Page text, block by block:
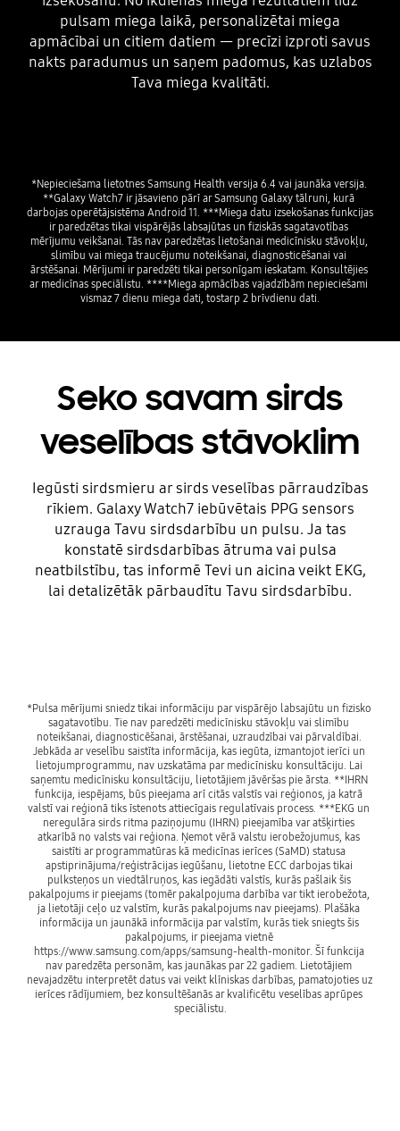
pulsam miega laikā, personalizētai miega
apmācībai un citiem datiem — precīzi izproti savus
nakts paradumus un saņem padomus, kas uzlabos
Tava miega kvalitāti.
*Nepieciešama lietotnes Samsung Health versija 6.4 vai jaunāka versija.
**Galaxy Watch7 ir jāsavieno pārī ar Samsung Galaxy tālruni, kurā
darbojas operētājsistēma Android 11. ***Miega datu izsekošanas funkcijas
ir paredzētas tikai vispārējās labsajūtas un fiziskās sagatavotības
mērījumu veikšanai. Tās nav paredzētas lietošanai medicīnisku stāvokļu,
slimību vai miega traucējumu noteikšanai, diagnosticēšanai vai
ārstēšanai. Mērījumi ir paredzēti tikai personīgam ieskatam. Konsultējies
ar medicīnas speciālistu. ****Miega apmācības vajadzībām nepieciešami
Seko savam sirds
veselības stāvoklim
Iegūsti sirdsmieru ar sirds veselības pārraudzības
rīkiem. Galaxy Watch7 iebūvētais PPG sensors
uzrauga Tavu sirdsdarbību un pulsu. Ja tas
konstatē sirdsdarbības ātruma vai pulsa
neatbilstību, tas informē Tevi un aicina veikt EKG,
lai detalizētāk pārbaudītu Tavu sirdsdarbību.
*Pulsa mērījumi sniedz tikai informāciju par vispārējo labsajūtu un fizisko
sagatavotību. Tie nav paredzēti medicīnisku stāvokļu vai slimību
noteikšanai, diagnosticēšanai, ārstēšanai, uzraudzībai vai pārvaldībai.
Jebkāda ar veselību saistīta informācija, kas iegūta, izmantojot ierīci un
lietojumprogrammu, nav uzskatāma par medicīnisku konsultāciju. Lai
saņemtu medicīnisku konsultāciju, lietotājiem jāvēršas pie ārsta. **IHRN
funkcija, iespējams, būs pieejama arī citās valstīs vai reģionos, ja katrā
valstī vai reģionā tiks īstenots attiecīgais regulatīvais process. ***EKG un
neregulāra sirds ritma paziņojumu (IHRN) pieejamība var atšķirties
atkarībā no valsts vai reģiona. Ņemot vērā valstu ierobežojumus, kas
saistīti ar programmatūras kā medicīnas ierīces (SaMD) statusa
apstiprinājuma/reģistrācijas iegūšanu, lietotne ECC darbojas tikai
pulksteņos un viedtālruņos, kas iegādāti valstīs, kurās pašlaik šis
pakalpojums ir pieejams (tomēr pakalpojuma darbība var tikt ierobežota,
ja lietotāji ceļo uz valstīm, kurās pakalpojums nav pieejams). Plašāka
informācija un jaunākā informācija par valstīm, kurās tiek sniegts šis
pakalpojums, ir pieejama vietnē
https://www.samsung.com/apps/samsung-health-monitor. Šī funkcija
nav paredzēta personām, kas jaunākas par 22 gadiem. Lietotājiem
nevajadzētu interpretēt datus vai veikt klīniskas darbības, pamatojoties uz
ierīces rādījumiem, bez konsultēšanās ar kvalificētu veselības aprūpes